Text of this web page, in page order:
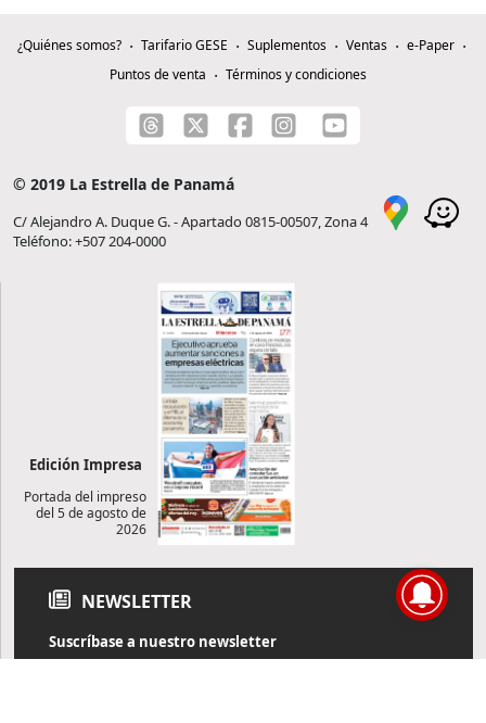
¿Quiénes somos? Tarifario GESE Suplementos Ventas
e-Paper
Puntos de venta
Términos y condiciones
© 2019 La Estrella de Panamá
C/ Alejandro A. Duque G. - Apartado 0815-00507, Zona 4
Teléfono: +507 204-0000
Edición Impresa
Portada del impreso
del 5 de agosto de
2026
NEWSLETTER
Suscríbase a nuestro newsletter
Reciba diariamente información de actualidad directamente en